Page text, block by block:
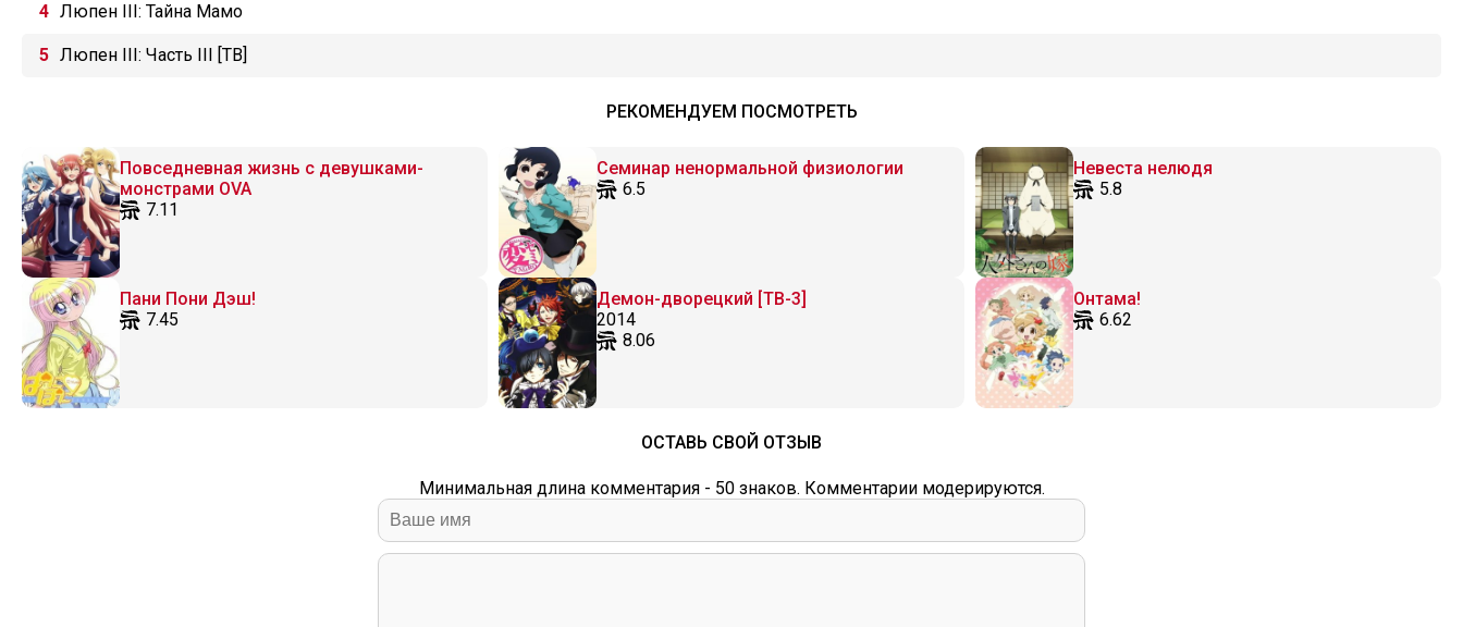
Люпен III: Тайна Мамо
Люпен III: Часть III [ТВ]
РЕКОМЕНДУЕМ ПОСМОТРЕТЬ
Повседневная жизнь с девушками-
монстрами OVA
7.11
Семинар ненормальной физиологии
6.5
Невеста нелюдя
5.8
Пани Пони Дэш!
7.45
Демон-дворецкий [ТВ-3]
2014
8.06
Онтама!
6.62
ОСТАВЬ СВОЙ ОТЗЫВ
Минимальная длина комментария - 50 знаков. Комментарии модерируются.